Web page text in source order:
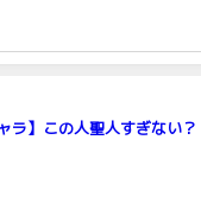
ャラ】この人聖人すぎない？